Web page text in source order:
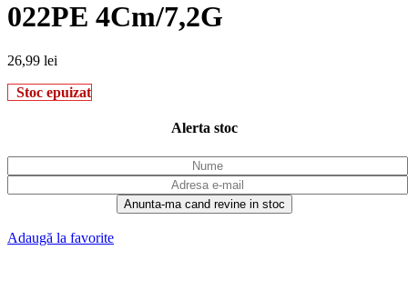
022PE 4Cm/7,2G
26,99 lei
Stoc epuizat
Alerta stoc
Anunta-ma cand revine in stoc
Adaugă la favorite